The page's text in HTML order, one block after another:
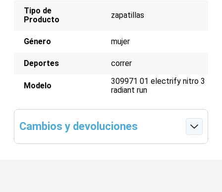
Diseño elegante y moderno
Tipo de
Producto
zapatillas
Género mujer
Deportes correr
Modelo
309971 01 electrify nitro 3
radiant run
Cambios y devoluciones